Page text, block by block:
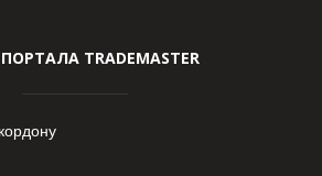
TRADEMASTER